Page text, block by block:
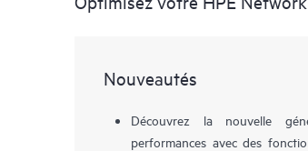
Nouveautés
Découvrez la nouvelle
performances avec des